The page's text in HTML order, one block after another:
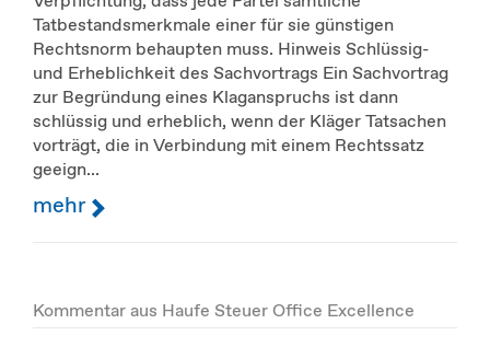
Tatbestandsmerkmale einer für sie günstigen
Rechtsnorm behaupten muss. Hinweis Schlüssig-
und Erheblichkeit des Sachvortrags Ein Sachvortrag
zur Begründung eines Klaganspruchs ist dann
schlüssig und erheblich, wenn der Kläger Tatsachen
vorträgt, die in Verbindung mit einem Rechtssatz
geeign...
mehr
Kommentar aus Haufe Steuer Office Excellence